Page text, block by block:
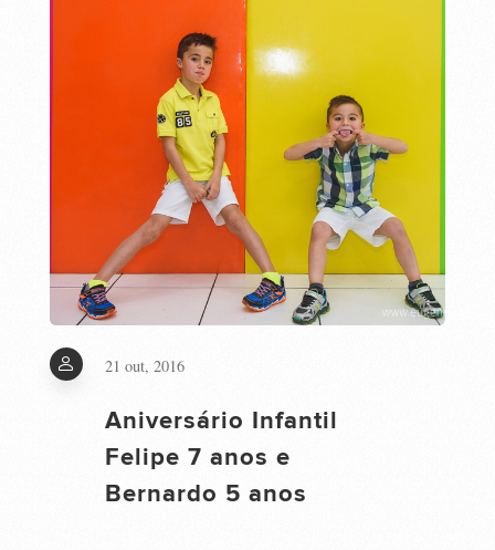
21 out, 2016
Aniversário Infantil
Felipe 7 anos e
Bernardo 5 anos